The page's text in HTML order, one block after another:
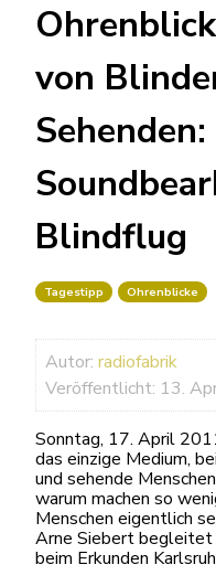
von
Sehenden:
Blindflug
Tagestipp Ohrenblicke
Autor: radiofabrik
Veröffentlicht: 13.
Sonntag, 17. April
das einzige Medium,
und sehende
warum machen so
Menschen eigentlich
Arne Siebert begleitet
beim Erkunden